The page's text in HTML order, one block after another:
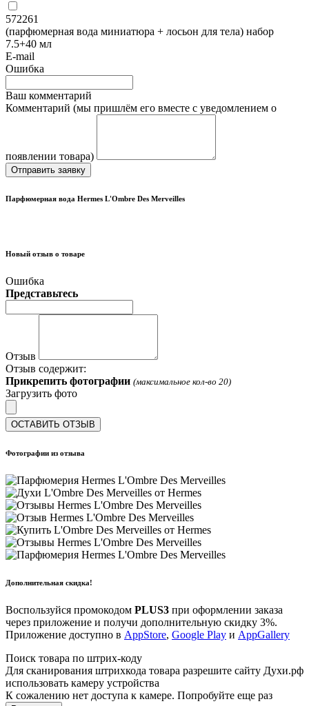
572261
(парфюмерная вода миниатюра + лосьон для тела) набор
7.5+40 мл
E-mail
Ошибка
Ваш комментарий
Комментарий (мы пришлём его вместе с уведомлением о
появлении товара)
Отправить заявку
Парфюмерная вода Hermes L'Ombre Des Merveilles
Новый отзыв о товаре
Ошибка
Представьтесь
Отзыв
Отзыв содержит:
Прикрепить фотографии (максимальное кол-во 20)
Загрузить фото
ОСТАВИТЬ ОТЗЫВ
Фотографии из отзыва
Дополнительная скидка!
Воспользуйся промокодом PLUS3 при оформлении заказа
через приложение и получи дополнительную скидку 3%.
Приложение доступно в AppStore, Google Play и AppGallery
Поиск товара по штрих-коду
Для сканирования штрихкода товара разрешите сайту Духи.рф
использовать камеру устройства
К сожалению нет доступа к камере. Попробуйте еще раз